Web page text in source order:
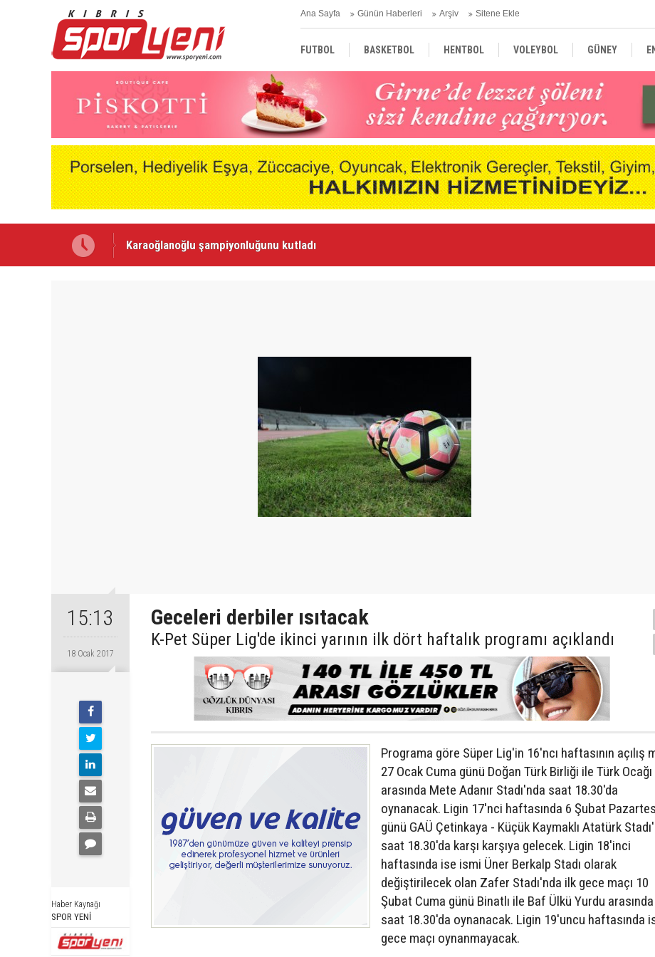
Ana Sayfa Günün Haberleri Arşiv Sitene Ekle
FUTBOL BASKETBOL HENTBOL VOLEYBOL GÜNEY
TÜRKİYE AVRUPA DÜNYA
Voleybolda transfer dönemi sürüyor
15:13
18 Ocak 2017
Haber Kaynağı
SPOR YENİ
Geceleri derbiler ısıtacak
K-Pet Süper Lig'de ikinci yarının ilk dört haftalık programı açıklandı
Programa göre Süper Lig'in 16'ncı haftasının açılış
27 Ocak Cuma günü Doğan Türk Birliği ile Türk Ocağı
arasında Mete Adanır Stadı'nda saat 18.30'da
oynanacak. Ligin 17'nci haftasında 6 Şubat
günü GAÜ Çetinkaya - Küçük Kaymaklı Atatürk
saat 18.30'da karşı karşıya gelecek. Ligin 18'inci
haftasında ise ismi Üner Berkalp Stadı olarak
değiştirilecek olan Zafer Stadı'nda ilk gece maçı 10
Şubat Cuma günü Binatlı ile Baf Ülkü Yurdu arasında
saat 18.30'da oynanacak. Ligin 19'uncu haftasında
gece maçı oynanmayacak.